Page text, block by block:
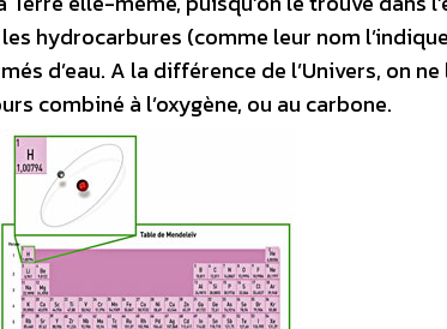
hydrocarbures (comme leur nom
d’eau. A la différence de l’Univers, on
combiné à l’oxygène, ou au carbone.